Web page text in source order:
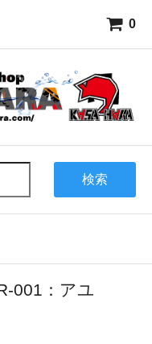
0
検索
001：アユ